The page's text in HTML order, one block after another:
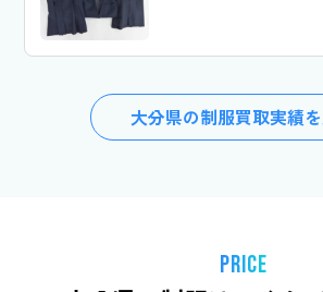
大分県の制服買取実績
PRICE